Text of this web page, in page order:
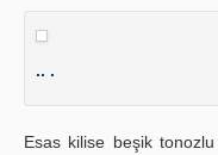
.. .
Esas kilise beşik